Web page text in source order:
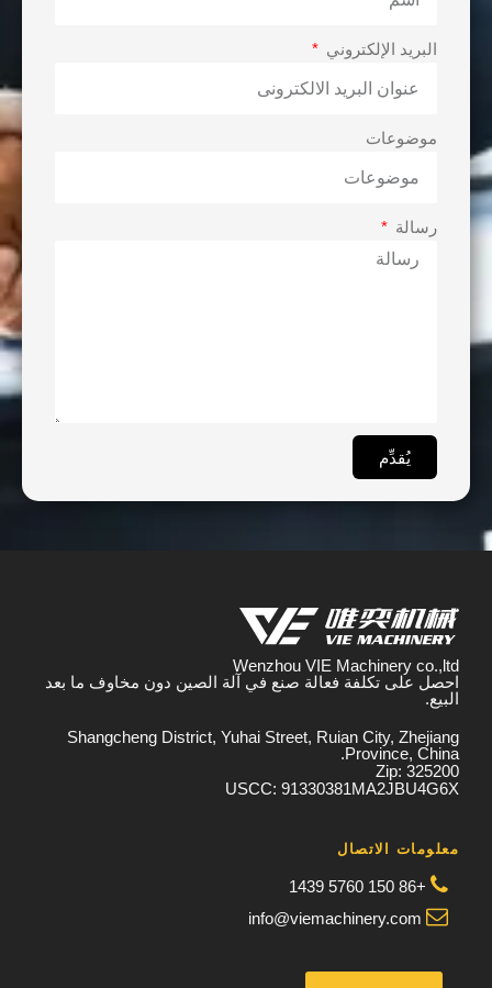
البريد الإلكتروني
موضوعات
رسالة
يُقدِّم
Wenzhou VIE Machinery co.,ltd
احصل على تكلفة فعالة صنع في آلة الصين دون مخاوف ما بعد
البيع.
Shangcheng District, Yuhai Street, Ruian City, Zhejiang
Province, China.
Zip: 325200
USCC: 91330381MA2JBU4G6X
معلومات الاتصال
+86 150 5760 1439